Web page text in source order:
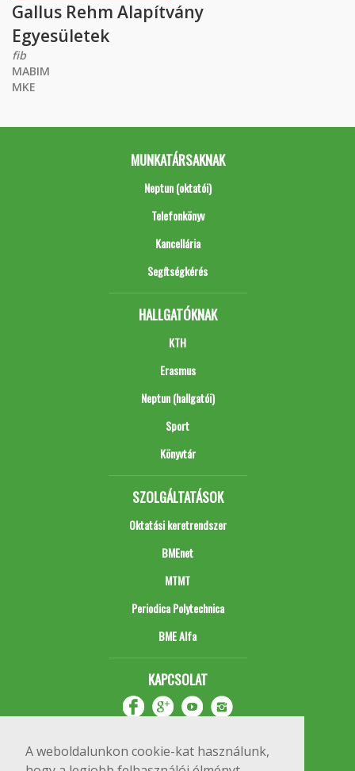
A weboldalunkon cookie-kat használunk,
Gallus Rehm Alapítvány
Egyesületek
fib
MABIM
MKE
MUNKATÁRSAKNAK
Neptun (oktatói)
Telefonkönyv
Kancellária
Segítségkérés
HALLGATÓKNAK
KTH
Erasmus
Neptun (hallgatói)
Sport
Könyvtár
SZOLGÁLTATÁSOK
Oktatási keretrendszer
BMEnet
MTMT
Periodica Polytechnica
BME Alfa
KAPCSOLAT